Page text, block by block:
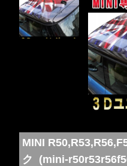
MINI
ク (mini-